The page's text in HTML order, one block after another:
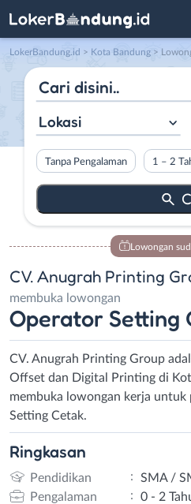
LokerBandung.id > Kota Bandung >
Lokasi
Tanpa Pengalaman 1 – 2
Lowongan
CV. Anugrah Printing
membuka lowongan
Operator Setting
CV. Anugrah Printing Group
Offset dan Digital Printing di
membuka lowongan kerja untuk
Setting Cetak.
Ringkasan
Pendidikan :
SMA /
Pengalaman
:
0 - 2